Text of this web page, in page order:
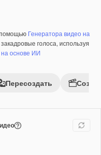
помощью Генератора видео на
голоса, используя
на основе ИИ
Пересоздать